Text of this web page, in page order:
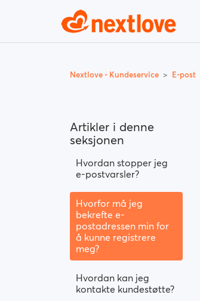
Nextlove - Kundeservice E-post
Artikler i denne
seksjonen
Hvordan stopper jeg
e-postvarsler?
Hvorfor må jeg
bekrefte e-
postadressen min for
å kunne registrere
meg?
Hvordan kan jeg
kontakte kundestøtte?